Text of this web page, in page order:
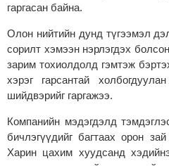
гаргасан байна.
Олон нийтийн дунд түгээмэл
сорилт хэмээн нэрлэгдэх
зарим тохиолдолд гэмтэж
хэрэг гарсантай
шийдвэрийг гаргажээ.
Компанийн мэдэгдэлд
бичлэгүүдийг багтаах орон
Харин цахим хуудсанд